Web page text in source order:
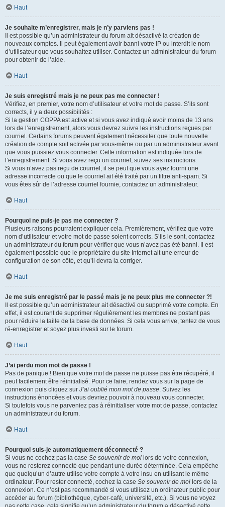
Haut
Je souhaite m’enregistrer, mais je n’y parviens pas !
Il est possible qu’un administrateur du forum ait désactivé la création de
nouveaux comptes. Il peut également avoir banni votre IP ou interdit le nom
d’utilisateur que vous souhaitez utiliser. Contactez un administrateur du forum
pour obtenir de l’aide.
Haut
Je suis enregistré mais je ne peux pas me connecter !
Vérifiez, en premier, votre nom d’utilisateur et votre mot de passe. S’ils sont
corrects, il y a deux possibilités :
Si la gestion COPPA est active et si vous avez indiqué avoir moins de 13 ans
lors de l’enregistrement, alors vous devrez suivre les instructions reçues par
courriel. Certains forums peuvent également nécessiter que toute nouvelle
création de compte soit activée par vous-même ou par un administrateur avant
que vous puissiez vous connecter. Cette information est indiquée lors de
l’enregistrement. Si vous avez reçu un courriel, suivez ses instructions.
Si vous n’avez pas reçu de courriel, il se peut que vous ayez fourni une
adresse incorrecte ou que le courriel ait été traité par un filtre anti-spam. Si
vous êtes sûr de l’adresse courriel fournie, contactez un administrateur.
Haut
Pourquoi ne puis-je pas me connecter ?
Plusieurs raisons pourraient expliquer cela. Premièrement, vérifiez que votre
nom d’utilisateur et votre mot de passe soient corrects. S’ils le sont, contactez
un administrateur du forum pour vérifier que vous n’avez pas été banni. Il est
également possible que le propriétaire du site Internet ait une erreur de
configuration de son côté, et qu’il devra la corriger.
Haut
Je me suis enregistré par le passé mais je ne peux plus me connecter ?!
Il est possible qu’un administrateur ait désactivé ou supprimé votre compte. En
effet, il est courant de supprimer régulièrement les membres ne postant pas
pour réduire la taille de la base de données. Si cela vous arrive, tentez de vous
ré-enregistrer et soyez plus investi sur le forum.
Haut
J’ai perdu mon mot de passe !
Pas de panique ! Bien que votre mot de passe ne puisse pas être récupéré, il
peut facilement être réinitialisé. Pour ce faire, rendez vous sur la page de
connexion puis cliquez sur J’ai oublié mon mot de passe. Suivez les
instructions énoncées et vous devriez pouvoir à nouveau vous connecter.
Si toutefois vous ne parveniez pas à réinitialiser votre mot de passe, contactez
un administrateur du forum.
Haut
Pourquoi suis-je automatiquement déconnecté ?
Si vous ne cochez pas la case Se souvenir de moi lors de votre connexion,
vous ne resterez connecté que pendant une durée déterminée. Cela empêche
que quelqu’un d’autre utilise votre compte à votre insu en utilisant le même
ordinateur. Pour rester connecté, cochez la case Se souvenir de moi lors de la
connexion. Ce n’est pas recommandé si vous utilisez un ordinateur public pour
accéder au forum (bibliothèque, cyber-café, université, etc.). Si vous ne voyez